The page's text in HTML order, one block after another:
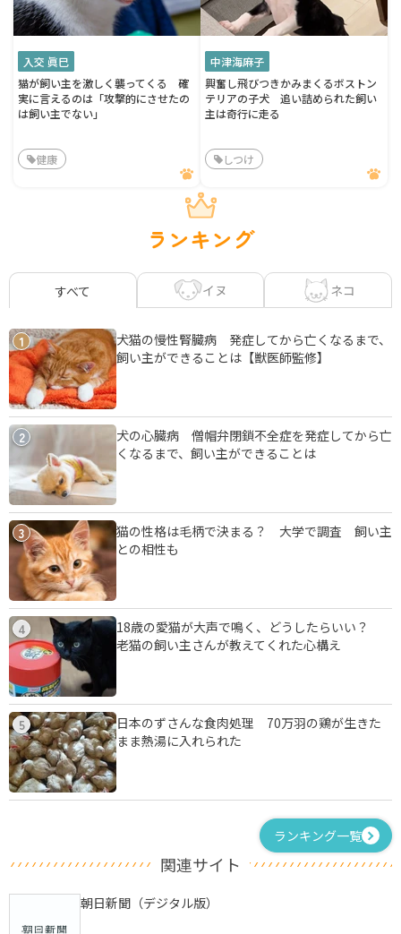
入交 眞巳
猫が飼い主を激しく襲ってくる 確
実に言えるのは「攻撃的にさせたの
は飼い主でない」
健康
中津海麻子
興奮し飛びつきかみまくるボストン
テリアの子犬 追い詰められた飼い
主は奇行に走る
しつけ
ランキング
すべて イヌ ネコ
1
犬猫の慢性腎臓病 発症してから亡くなるまで、
飼い主ができることは【獣医師監修】
2
犬の心臓病 僧帽弁閉鎖不全症を発症してから亡
くなるまで、飼い主ができることは
3
猫の性格は毛柄で決まる？ 大学で調査 飼い主
との相性も
4
18歳の愛猫が大声で鳴く、どうしたらいい？
老猫の飼い主さんが教えてくれた心構え
5
日本のずさんな食肉処理 70万羽の鶏が生きた
まま熱湯に入れられた
ランキング一覧
関連サイト
朝日新聞（デジタル版）